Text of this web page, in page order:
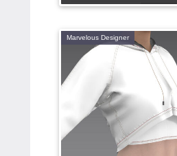
Marvelous Designer